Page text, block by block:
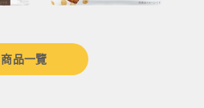
商品一覽